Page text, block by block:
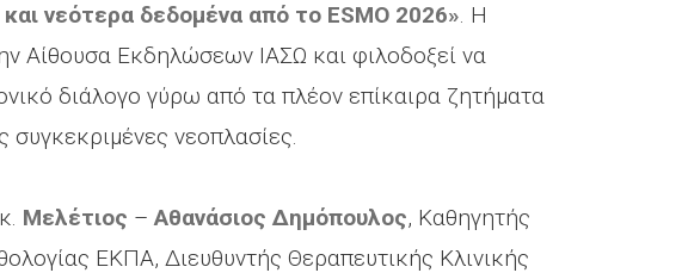
νεότερα δεδομένα από το ESMO 2026». Η
Αίθουσα Εκδηλώσεων ΙΑΣΩ και φιλοδοξεί να
διάλογο γύρω από τα πλέον επίκαιρα ζητήματα
συγκεκριμένες νεοπλασίες.
Μελέτιος – Αθανάσιος Δημόπουλος, Καθηγητής
ΕΚΠΑ, Διευθυντής Θεραπευτικής Κλινικής